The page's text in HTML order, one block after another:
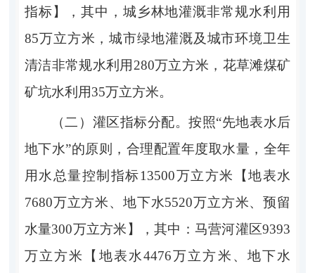
指标】
，其中，城乡林地灌溉非常规水利用
85万立方米，城市绿地灌溉及城市环境卫生
清洁非常规水利用280万立方米，花草滩煤矿
矿坑水利用35万立方米。
（二）灌区指标分配。按照“先地表水后
地下水”的原则，合理配置年度取水量，全年
用水总量控制指标13500万立方米 【地表水
7680万立方米、地下水5520万立方米、预留
水量300万立方米 】 ，其中： 马营河灌区9393
万立方米
【 地表水4476万立方米、地下水